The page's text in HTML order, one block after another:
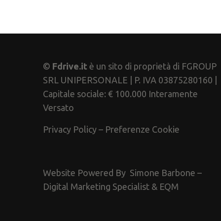
© Fdrive.it è un sito di proprietà di FGROUP
SRL UNIPERSONALE | P. IVA 03875280160 |
Capitale sociale: € 100.000 Interamente
Versato
Privacy Policy – Preferenze Cookie
Website Powered By Simone Barbone –
Digital Marketing Specialist & EQM